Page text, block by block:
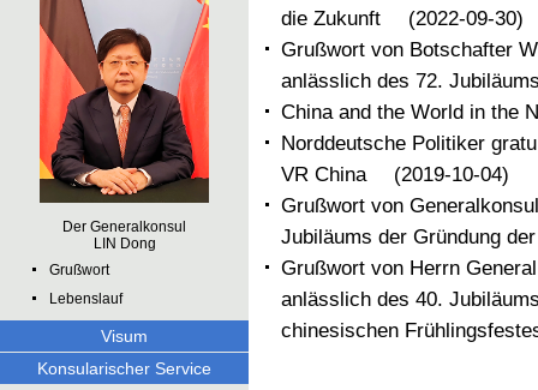
Der Generalkonsul
LIN Dong
Grußwort
Lebenslauf
Visum
Konsularischer Service
die Zukunft
(2022-09-30)
Grußwort von Botschafter
anlässlich des 72.
China and the World in the
Norddeutsche Politiker
VR China
(2019-10-04)
Grußwort von
Jubiläums der Gründung
Grußwort von Herrn
anlässlich des 40.
chinesischen